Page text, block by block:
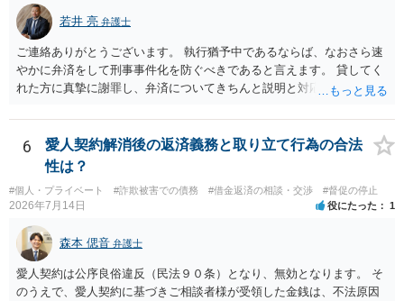
はありますか？ そこはあり得ます、ただ、弁護士費用かけるならその
分賠償に回すことも考えられるので、 兼ね合いは考えてみましょう。
若井 亮 弁護士
ご連絡ありがとうございます。 執行猶予中であるならば、なおさら速
やかに弁済をして刑事事件化を防ぐべきであると言えます。 貸してく
れた方に真摯に謝罪し、弁済についてきちんと説明と対応を行ってい
6
愛人契約解消後の返済義務と取り立て行為の合法
性は？
#個人・プライベート #詐欺被害での債務 #借金返済の相談・交渉 #督促の停止
2026年7月14日 役にたった 1
森本 偲音 弁護士
愛人契約は公序良俗違反（民法９０条）となり、無効となります。 そ
のうえで、愛人契約に基づきご相談者様が受領した金銭は、不法原因